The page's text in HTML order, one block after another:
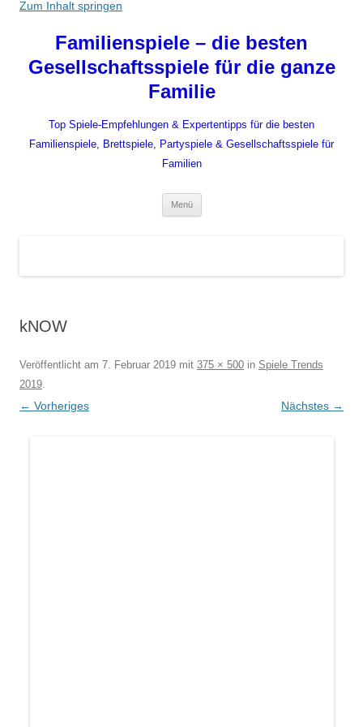
Zum Inhalt springen
Familienspiele – die besten
Gesellschaftsspiele für die ganze
Familie
Top Spiele-Empfehlungen & Expertentipps für die besten
Familienspiele, Brettspiele, Partyspiele & Gesellschaftsspiele für
Familien
Menü
kNOW
Veröffentlicht am 7. Februar 2019 mit 375 × 500 in Spiele Trends
2019.
← Vorheriges Nächstes →